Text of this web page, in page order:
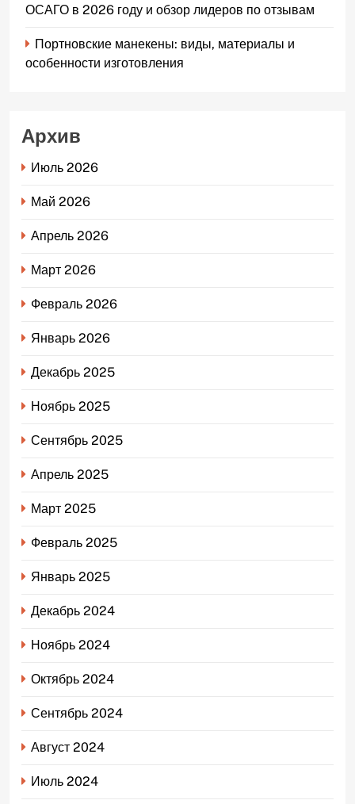
ОСАГО в 2026 году и обзор лидеров по отзывам
Портновские манекены: виды, материалы и
особенности изготовления
Архив
Июль 2026
Май 2026
Апрель 2026
Март 2026
Февраль 2026
Январь 2026
Декабрь 2025
Ноябрь 2025
Сентябрь 2025
Апрель 2025
Март 2025
Февраль 2025
Январь 2025
Декабрь 2024
Ноябрь 2024
Октябрь 2024
Сентябрь 2024
Август 2024
Июль 2024